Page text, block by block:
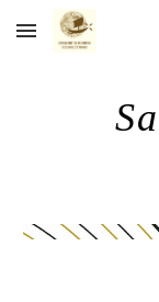
Skip to main